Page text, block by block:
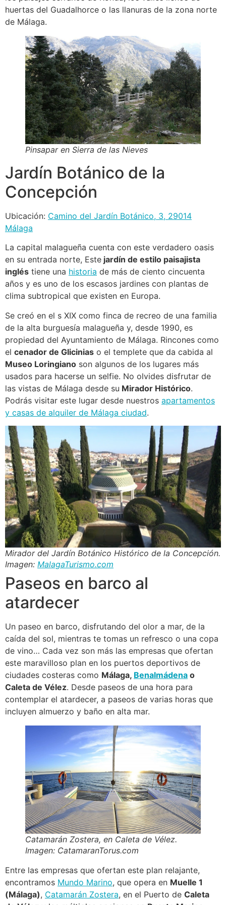
huertas del Guadalhorce o las llanuras de la zona norte
de Málaga.
Pinsapar en Sierra de las Nieves
Jardín Botánico de la
Concepción
Ubicación: Camino del Jardín Botánico, 3, 29014
Málaga
La capital malagueña cuenta con este verdadero oasis
en su entrada norte, Este jardín de estilo paisajista
inglés tiene una historia de más de ciento cincuenta
años y es uno de los escasos jardines con plantas de
clima subtropical que existen en Europa.
Se creó en el s XIX como finca de recreo de una familia
de la alta burguesía malagueña y, desde 1990, es
propiedad del Ayuntamiento de Málaga. Rincones como
el cenador de Glicinias o el templete que da cabida al
Museo Loringiano son algunos de los lugares más
usados para hacerse un selfie. No olvides disfrutar de
las vistas de Málaga desde su Mirador Histórico.
Podrás visitar este lugar desde nuestros apartamentos
y casas de alquiler de Málaga ciudad.
Mirador del Jardín Botánico Histórico de la Concepción.
Imagen: MalagaTurismo.com
Paseos en barco al
atardecer
Un paseo en barco, disfrutando del olor a mar, de la
caída del sol, mientras te tomas un refresco o una copa
de vino… Cada vez son más las empresas que ofertan
este maravilloso plan en los puertos deportivos de
ciudades costeras como Málaga, Benalmádena o
Caleta de Vélez. Desde paseos de una hora para
contemplar el atardecer, a paseos de varias horas que
incluyen almuerzo y baño en alta mar.
Catamarán Zostera, en Caleta de Vélez.
Imagen: CatamaranTorus.com
Entre las empresas que ofertan este plan relajante,
encontramos Mundo Marino, que opera en Muelle 1
(Málaga), Catamarán Zostera, en el Puerto de Caleta